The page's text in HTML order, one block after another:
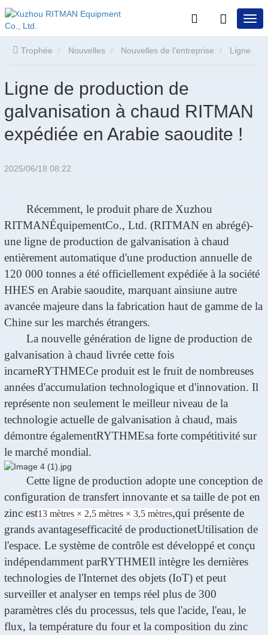
Trophée Nouvelles Nouvelles de l’entreprise
Arabie saoudite !
Ligne de production de
galvanisation à chaud RITMAN
expédiée en Arabie saoudite !
2025/06/18 08:22
Récemment, le produit phare de Xuzhou
RITMANÉquipementCo., Ltd. (RITMAN en abrégé)-
une ligne de production de galvanisation à chaud
entièrement automatique d'une production annuelle de
120 000 tonnes a été officiellement expédiée à la société
HHES en Arabie saoudite, marquant ainsiune autre
avancée majeure dans la fabrication haut de gamme de la
Chine sur les marchés étrangers.
La nouvelle génération de ligne de production de
galvanisation à chaud livrée cette fois
incarneRYTHMECe produit est le fruit de nombreuses
années d'accumulation technologique et d'innovation. Il
représente non seulement le meilleur niveau de la
technologie actuelle de galvanisation à chaud, mais
démontre égalementRYTHMEsa forte compétitivité sur
le marché mondial.
Cette ligne de production adopte une conception de
configuration de transfert innovante et sa taille de pot en
zinc est13 mètres × 2,5 mètres × 3,5 mètres,qui présente de
grands avantagesefficacité de productionetUtilisation de
l'espace. Le système de contrôle est développé et conçu
indépendamment parRYTHMEIl intègre les dernières
technologies de l'Internet des objets (IoT) et peut
surveiller et analyser en temps réel plus de 300
paramètres clés du processus, tels que l'acide, l'eau, le
flux, la température du four et la composition du zinc